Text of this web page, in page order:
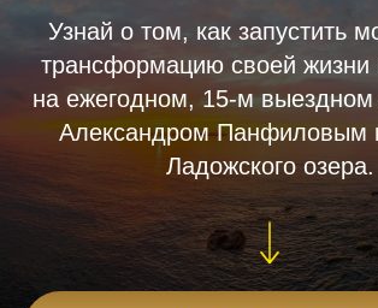
Узнай о том, как запустить
трансформацию своей жизни
на ежегодном, 15-м
Александром Панфиловым
Ладожского озера.